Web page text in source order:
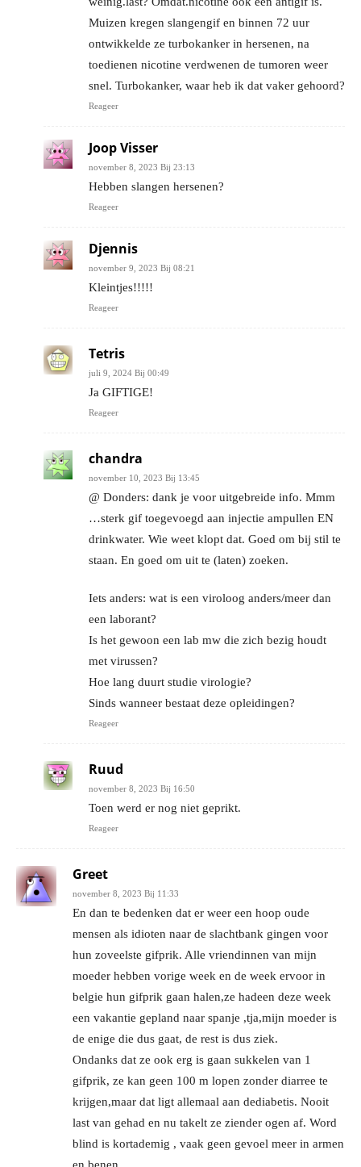
Muizen kregen slangengif en binnen 72 uur
ontwikkelde ze turbokanker in hersenen, na
toedienen nicotine verdwenen de tumoren weer
snel. Turbokanker, waar heb ik dat vaker gehoord?
Reageer
Joop Visser
november 8, 2023 Bij 23:13
Hebben slangen hersenen?
Reageer
Djennis
november 9, 2023 Bij 08:21
Kleintjes!!!!!
Reageer
Tetris
juli 9, 2024 Bij 00:49
Ja GIFTIGE!
Reageer
chandra
november 10, 2023 Bij 13:45
@ Donders: dank je voor uitgebreide info. Mmm
…sterk gif toegevoegd aan injectie ampullen EN
drinkwater. Wie weet klopt dat. Goed om bij stil te
staan. En goed om uit te (laten) zoeken.
Iets anders: wat is een viroloog anders/meer dan
een laborant?
Is het gewoon een lab mw die zich bezig houdt
met virussen?
Hoe lang duurt studie virologie?
Sinds wanneer bestaat deze opleidingen?
Reageer
Ruud
november 8, 2023 Bij 16:50
Toen werd er nog niet geprikt.
Reageer
Greet
november 8, 2023 Bij 11:33
En dan te bedenken dat er weer een hoop oude
mensen als idioten naar de slachtbank gingen voor
hun zoveelste gifprik. Alle vriendinnen van mijn
moeder hebben vorige week en de week ervoor in
belgie hun gifprik gaan halen,ze hadeen deze week
een vakantie gepland naar spanje ,tja,mijn moeder is
de enige die dus gaat, de rest is dus ziek.
Ondanks dat ze ook erg is gaan sukkelen van 1
gifprik, ze kan geen 100 m lopen zonder diarree te
krijgen,maar dat ligt allemaal aan dediabetis. Nooit
last van gehad en nu takelt ze ziender ogen af. Word
blind is kortademig , vaak geen gevoel meer in armen
en benen.